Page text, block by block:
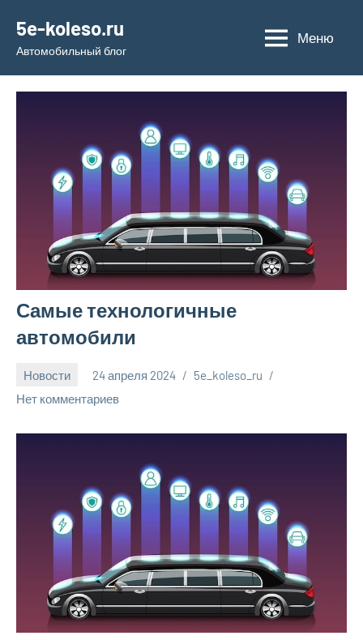
содержимому
5e-koleso.ru
Автомобильный блог
Меню
Самые технологичные
автомобили
Новости 24 апреля 2024
5e_koleso_ru
Нет комментариев